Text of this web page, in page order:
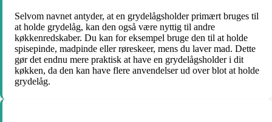
Selvom navnet antyder, at en grydelågsholder primært bruges til
at holde grydelåg, kan den også være nyttig til andre
køkkenredskaber. Du kan for eksempel bruge den til at holde
spisepinde, madpinde eller røreskeer, mens du laver mad. Dette
gør det endnu mere praktisk at have en grydelågsholder i dit
køkken, da den kan have flere anvendelser ud over blot at holde
grydelåg.